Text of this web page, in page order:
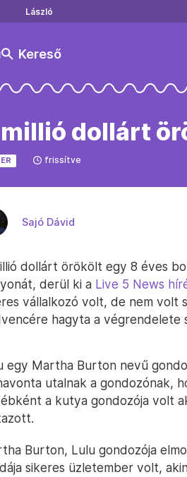
László
Kereső
dollárt
frissítve
Sajó Dávid
dollárt örökölt egy 8 éves
derül ki a Live 5 News
vállalkozó volt, de nem volt
hagyta a végrendelete
egy Martha Burton nevű
utalnak a gondozónak,
a kutya gondozója volt
Burton, Lulu gondozója
sikeres üzletember volt,